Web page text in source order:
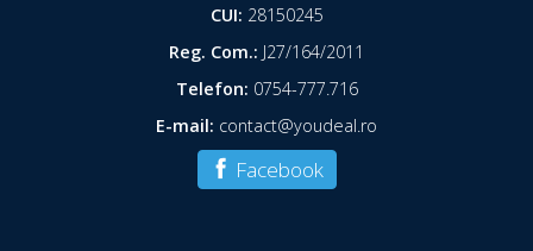
CUI: 28150245
Reg. Com.: J27/164/2011
Telefon: 0754-777.716
E-mail: contact@youdeal.ro
Facebook